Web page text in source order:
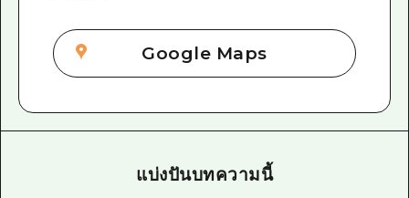
Google Maps
แบ่งปันบทความนี้